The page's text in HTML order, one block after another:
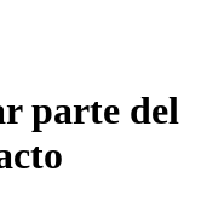
parte del